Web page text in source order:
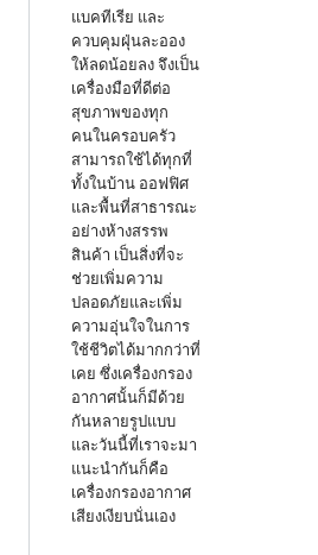
แบคทีเรีย และ
ควบคุมฝุ่นละออง
ให้ลดน้อยลง จึงเป็น
เครื่องมือที่ดีต่อ
สุขภาพของทุก
คนในครอบครัว
สามารถใช้ได้ทุกที่
ทั้งในบ้าน ออฟฟิศ
และพื้นที่สาธารณะ
อย่างห้างสรรพ
สินค้า เป็นสิ่งที่จะ
ช่วยเพิ่มความ
ปลอดภัยและเพิ่ม
ความอุ่นใจในการ
ใช้ชีวิตได้มากกว่าที่
เคย ซึ่งเครื่องกรอง
อากาศนั้นก็มีด้วย
กันหลายรูปแบบ
และวันนี้ที่เราจะมา
แนะนำกันก็คือ
เครื่องกรองอากาศ
เสียงเงียบนั่นเอง